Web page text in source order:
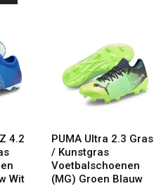
4.2
Wit
PUMA Ultra 2.3 Gras
/ Kunstgras
Voetbalschoenen
(MG) Groen Blauw